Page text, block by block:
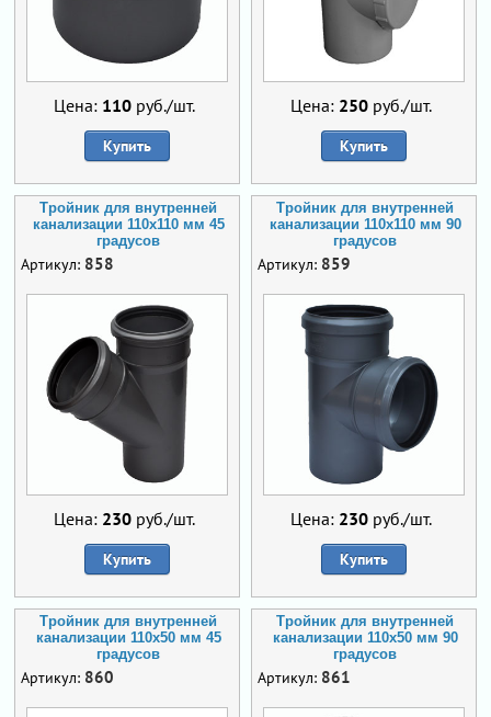
Цена: 110 руб./шт.
Купить
Цена: 250 руб./шт.
Купить
Тройник для внутренней
канализации 110х110 мм 45
градусов
Артикул: 858
Цена: 230 руб./шт.
Купить
Тройник для внутренней
канализации 110х110 мм 90
градусов
Артикул: 859
Цена: 230 руб./шт.
Купить
Тройник для внутренней
канализации 110х50 мм 45
градусов
Артикул: 860
Тройник для внутренней
канализации 110х50 мм 90
градусов
Артикул: 861